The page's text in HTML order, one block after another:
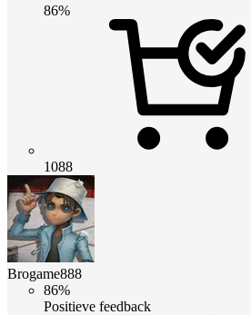
86%
1088
Brogame888
86%
Positieve feedback